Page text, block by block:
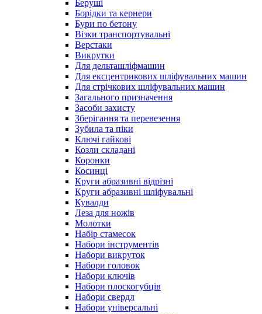
Беруші
Борідки та кернери
Бури по бетону
Візки транспортувальні
Верстаки
Викрутки
Для дельташліфмашин
Для ексцентрикових шліфувальних машин
Для стрічкових шліфувальних машин
Загального призначення
Засоби захисту
Зберігання та перевезення
Зубила та піки
Ключі гайкові
Козли складані
Коронки
Косинці
Круги абразивні відрізні
Круги абразивні шліфувальні
Кувалди
Леза для ножів
Молотки
Набір стамесок
Набори інструментів
Набори викруток
Набори головок
Набори ключів
Набори плоскогубців
Набори свердл
Набори універсальні